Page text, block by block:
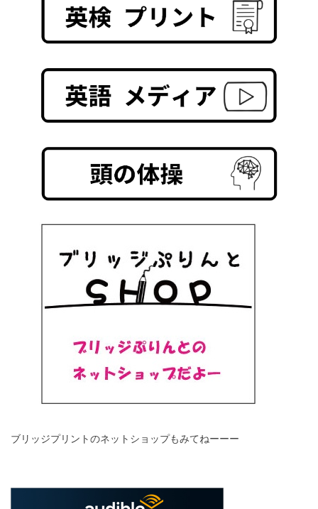
ブリッジプリントのネットショップもみてねーーー